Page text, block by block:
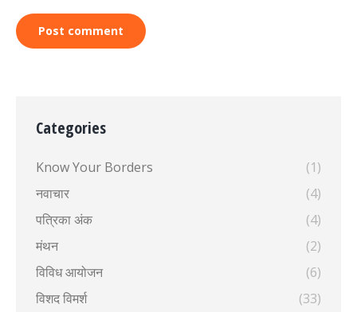
Post comment
Categories
Know Your Borders
(1)
नवाचार
(4)
पत्रिका अंक
(4)
मंथन
(2)
विविध आयोजन
(6)
विशद विमर्श
(33)